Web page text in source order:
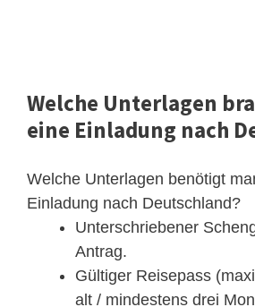
Welche Unterlagen
eine Einladung nach
Welche Unterlagen benötigt
Einladung nach Deutschland?
Unterschriebener
Antrag.
Gültiger Reisepass
alt / mindestens drei